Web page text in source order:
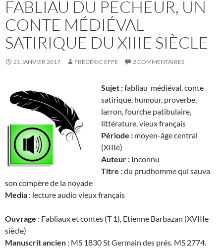
FABLIAU DU PÊCHEUR, UN
CONTE MÉDIÉVAL
SATIRIQUE DU XIIIE SIÈCLE
21 JANVIER 2017 FRÉDÉRIC EFFE 2 COMMENTAIRES
Sujet :fabliau médiéval, conte
satirique, humour, proverbe,
larron, fourche patibulaire,
littérature, vieux français
Période : moyen-âge central
(XIIIe)
Auteur : Inconnu
Titre :du prudhomme qui sauva
son compère de la noyade
Media : lecture audio vieux français
Ouvrage : Fabliaux et contes (T 1), Etienne Barbazan (XVIIIe
siècle)
Manuscrit ancien : MS 1830 St Germain des prés. MS 2774.